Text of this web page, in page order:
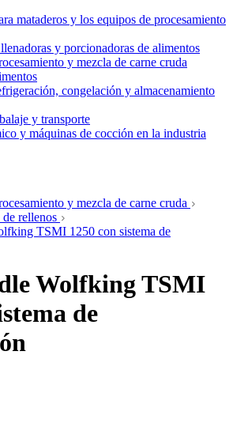
mataderos y los equipos de procesamiento
y porcionadoras de alimentos
y mezcla de carne cruda
congelación y almacenamiento
y transporte
y máquinas de cocción en la industria
y mezcla de carne cruda
rellenos
TSMI 1250 con sistema de
Wolfking TSMI
de